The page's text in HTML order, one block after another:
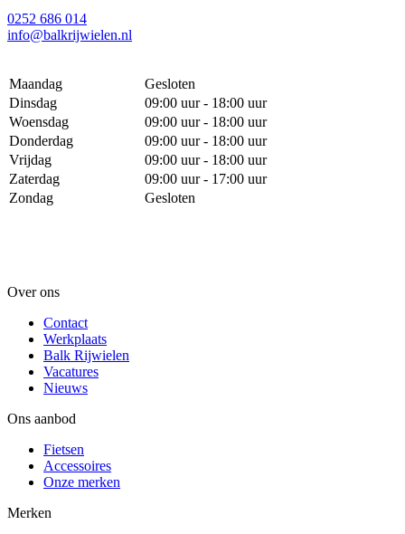
0252 686 014
info@balkrijwielen.nl
Maandag
Gesloten
Dinsdag
09:00 uur - 18:00 uur
Woensdag
09:00 uur - 18:00 uur
Donderdag
09:00 uur - 18:00 uur
Vrijdag
09:00 uur - 18:00 uur
Zaterdag
09:00 uur - 17:00 uur
Zondag
Gesloten
Over ons
Contact
Werkplaats
Balk Rijwielen
Vacatures
Nieuws
Ons aanbod
Fietsen
Accessoires
Onze merken
Merken